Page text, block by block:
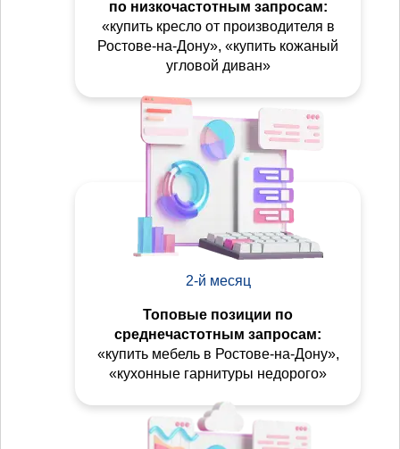
по низкочастотным запросам:
«купить кресло от производителя в
Ростове-на-Дону», «купить кожаный
угловой диван»
2-й месяц
Топовые позиции по
среднечастотным запросам:
«купить мебель в Ростове-на-Дону»,
«кухонные гарнитуры недорого»